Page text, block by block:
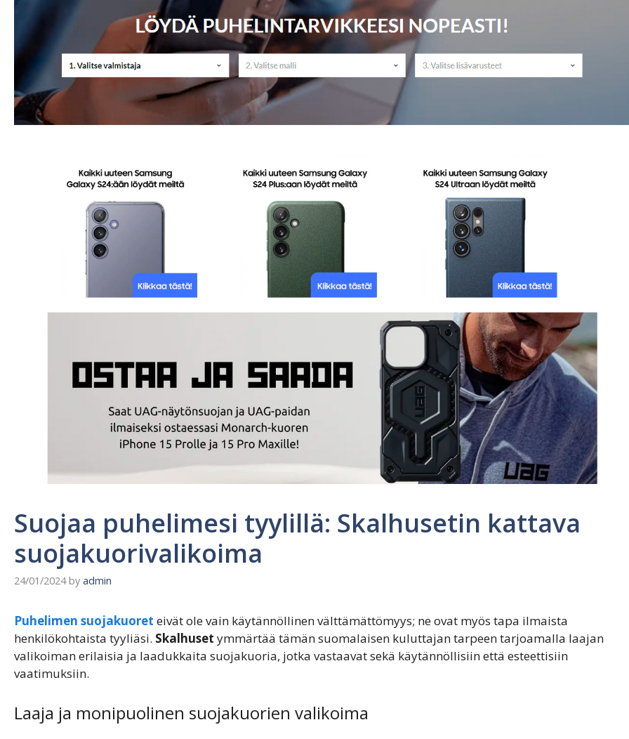
Suojaa puhelimesi tyylillä: Skalhusetin kattava
suojakuorivalikoima
24/01/2024 by admin
Puhelimen suojakuoret eivät ole vain käytännöllinen välttämättömyys; ne ovat myös tapa ilmaista
henkilökohtaista tyyliäsi. Skalhuset ymmärtää tämän suomalaisen kuluttajan tarpeen tarjoamalla laajan
valikoiman erilaisia ja laadukkaita suojakuoria, jotka vastaavat sekä käytännöllisiin että esteettisiin
vaatimuksiin.
Laaja ja monipuolinen suojakuorien valikoima